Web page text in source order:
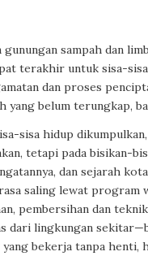
sampah dan
terakhir untuk sisa-sisa
dan proses
belum terungkap,
sisa hidup
tetapi pada bisikan-
dan sejarah
saling lewat program
pembersihan dan
lingkungan
bekerja tanpa henti,